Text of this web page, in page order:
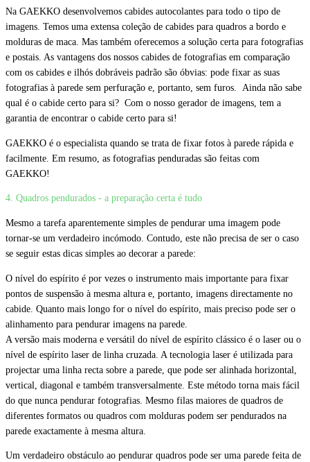
Na GAEKKO desenvolvemos cabides autocolantes para todo o tipo de
imagens. Temos uma extensa coleção de cabides para quadros a bordo e
molduras de maca. Mas também oferecemos a solução certa para fotografias
e postais. As vantagens dos nossos cabides de fotografias em comparação
com os cabides e ilhós dobráveis padrão são óbvias: pode fixar as suas
fotografias à parede sem perfuração e, portanto, sem furos. Ainda não sabe
qual é o cabide certo para si? Com o nosso gerador de imagens, tem a
garantia de encontrar o cabide certo para si!
GAEKKO é o especialista quando se trata de fixar fotos à parede rápida e
facilmente. Em resumo, as fotografias penduradas são feitas com
GAEKKO!
4. Quadros pendurados - a preparação certa é tudo
Mesmo a tarefa aparentemente simples de pendurar uma imagem pode
tornar-se um verdadeiro incómodo. Contudo, este não precisa de ser o caso
se seguir estas dicas simples ao decorar a parede:
O nível do espírito é por vezes o instrumento mais importante para fixar
pontos de suspensão à mesma altura e, portanto, imagens directamente no
cabide. Quanto mais longo for o nível do espírito, mais preciso pode ser o
alinhamento para pendurar imagens na parede.
A versão mais moderna e versátil do nível de espírito clássico é o laser ou o
nível de espírito laser de linha cruzada. A tecnologia laser é utilizada para
projectar uma linha recta sobre a parede, que pode ser alinhada horizontal,
vertical, diagonal e também transversalmente. Este método torna mais fácil
do que nunca pendurar fotografias. Mesmo filas maiores de quadros de
diferentes formatos ou quadros com molduras podem ser pendurados na
parede exactamente à mesma altura.
Um verdadeiro obstáculo ao pendurar quadros pode ser uma parede feita de